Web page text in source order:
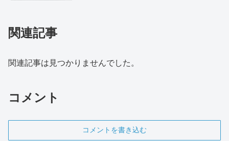
関連記事
関連記事は見つかりませんでした。
コメント
コメントを書き込む